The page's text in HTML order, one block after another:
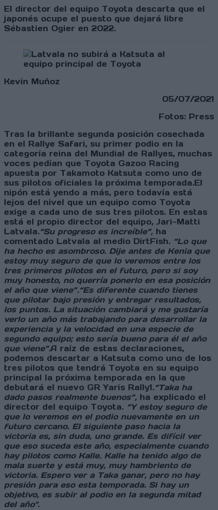
El director del equipo Toyota descarta que el
japonés ocupe el puesto que dejará libre
Sébastien Ogier en 2022.
Kevin Muñoz
05/07/2021
Fotos: Press
Tras la brillante segunda posición cosechada
en el Rallye Safari, su primer podio en la
categoría reina del Mundial de Rallyes, muchas
voces pedían que Toyota Gazoo Racing
apuesta por Takamoto Katsuta como uno de
sus pilotos oficiales la próxima temporada.El
nipón está yendo a más, pero todavía está
lejos del nivel que un equipo como Toyota
exige a cada uno de sus tres pilotos. En estas
está el propio director del equipo, Jari-Matti
Latvala.“Su progreso es increíble”, ha
comentado Latvala al medio DirtFish. “Lo que
ha hecho es asombroso. Dije antes de Kenia que
estoy muy seguro de que lo veremos entre los
tres primeros pilotos en el futuro, pero si soy
muy honesto, no querría ponerlo en esa posición
el año que viene”.“Es diferente cuando tienes
que pilotar bajo presión y entregar resultados,
los puntos. La situación cambiará y me gustaría
verlo un año más trabajando para desarrollar la
experiencia y la velocidad en una especie de
segundo equipo; esto sería bueno para él el año
que viene”.A raíz de estas declaraciones,
podemos descartar a Katsuta como uno de los
tres pilotos que tendrá Toyota en su equipo
principal la próxima temporada en la que
debutará el nuevo GR Yaris Rally1.“Taka ha
dado pasos realmente buenos”, ha explicado el
director del equipo Toyota. “Y estoy seguro de
que lo veremos en el podio nuevamente en un
futuro cercano. El siguiente paso hacia la
victoria es, sin duda, uno grande. Es difícil ver
que eso suceda este año, especialmente cuando
hay pilotos como Kalle. Kalle ha tenido algo de
mala suerte y está muy, muy hambriento de
victoria. Espero ver a Taka ganar, pero no hay
presión para eso esta temporada. Si hay un
objetivo, es subir al podio en la segunda mitad
del año".